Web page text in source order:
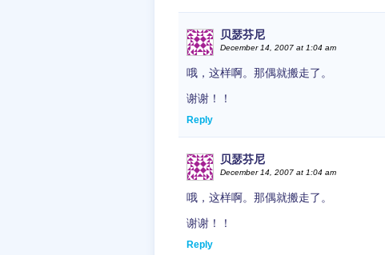
贝瑟芬尼
December 14, 2007 at 1:04 am
哦，这样啊。那偶就搬走了。
谢谢！！
Reply
贝瑟芬尼
December 14, 2007 at 1:04 am
哦，这样啊。那偶就搬走了。
谢谢！！
Reply